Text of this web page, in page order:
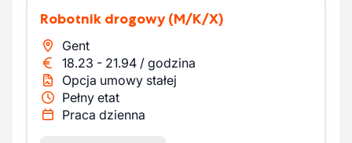
Robotnik drogowy (M/K/X)
Gent
18.23 - 21.94 / godzina
Opcja umowy stałej
Pełny etat
Praca dzienna